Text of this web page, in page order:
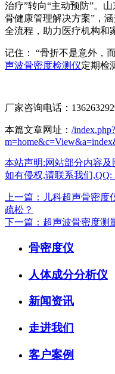
治疗”转向“主动预防”。
骨健康管理解决方案”，
全流程，助力医疗机构和
记住： “骨折不是意外，
声波骨密度检测仪定期检
厂家咨询电话：
本篇文章网址： /index.php?
本站声明:网站部分内容及
如有侵权,请联系我们,QQ:
上一篇：儿科超声骨密
疏松？
下一篇：超声波骨密度测
骨密度仪
人体成分分析仪
新闻资讯
走进我们
客户案例